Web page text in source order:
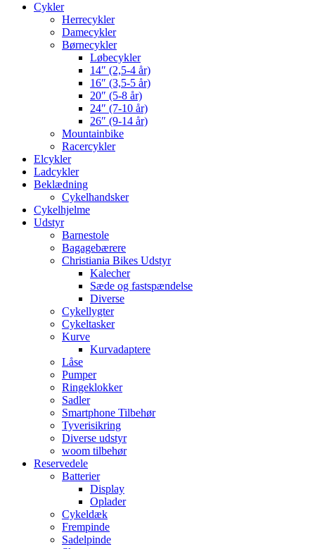
Cykler
Herrecykler
Damecykler
Børnecykler
Løbecykler
14″ (2,5-4 år)
16″ (3,5-5 år)
20″ (5-8 år)
24″ (7-10 år)
26″ (9-14 år)
Mountainbike
Racercykler
Elcykler
Ladcykler
Beklædning
Cykelhandsker
Cykelhjelme
Udstyr
Barnestole
Bagagebærere
Christiania Bikes Udstyr
Kalecher
Sæde og fastspændelse
Diverse
Cykellygter
Cykeltasker
Kurve
Kurvadaptere
Låse
Pumper
Ringeklokker
Sadler
Smartphone Tilbehør
Tyverisikring
Diverse udstyr
woom tilbehør
Reservedele
Batterier
Display
Oplader
Cykeldæk
Frempinde
Sadelpinde